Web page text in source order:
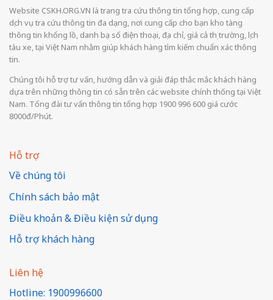
Website CSKH.ORG.VN là trang tra cứu thông tin tổng hợp, cung cấp
dịch vụ tra cứu thông tin đa dạng, nơi cung cấp cho bạn kho tàng
thông tin khổng lồ, danh bạ số điện thoại, địa chỉ, giá cả thị trường, lịch
tàu xe, tại Việt Nam nhằm giúp khách hàng tìm kiếm chuẩn xác thông
tin.
Chúng tôi hỗ trợ tư vấn, hướng dẫn và giải đáp thắc mắc khách hàng
dựa trên những thông tin có sẵn trên các website chính thống tại Việt
Nam. Tổng đài tư vấn thông tin tổng hợp 1900 996 600 giá cước
8000đ/Phút.
Hỗ trợ
Về chúng tôi
Chính sách bảo mật
Điều khoản & Điều kiện sử dụng
Hỗ trợ khách hàng
Liên hệ
Hotline: 1900996600